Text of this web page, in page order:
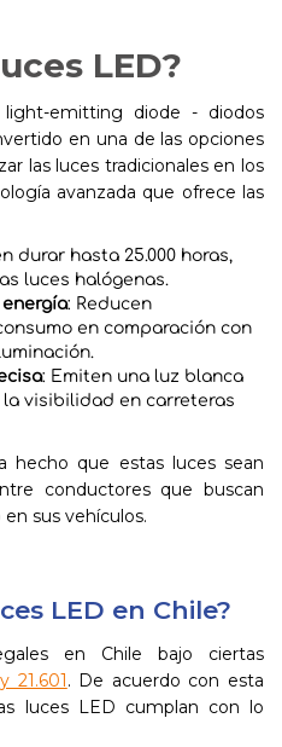
LED?
emitting diode - diodos
en una de las opciones
las luces tradicionales en los
avanzada que ofrece las
durar hasta 25.000 horas,
luces halógenas.
: Reducen
en comparación con
: Emiten una luz blanca
la visibilidad en carreteras
hecho que estas luces sean
conductores que buscan
sus vehículos.
LED en Chile?
en Chile bajo ciertas
21.601. De acuerdo con esta
luces LED cumplan con lo